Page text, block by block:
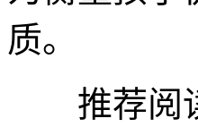
质。
推荐阅